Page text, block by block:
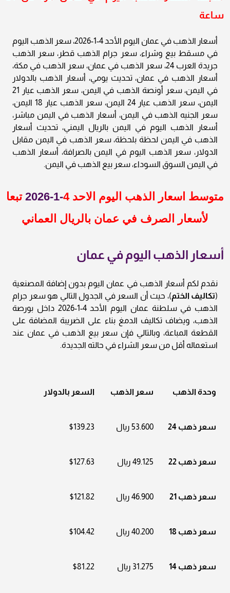
ساعة
أسعار الذهب في عمان اليوم الأحد 4-1-2026، سعر الذهب اليوم
في مسقط بيع وشراء، سعر جرام الذهب قطر، سعر الذهب
جريدة العرب 24، سعر الذهب في عمان، سعر الذهب في مكة،
أسعار الذهب في عمان، تحديث يومي، أسعار الذهب بالدولار
في اليمن، سعر أونصة الذهب في اليمن، سعر الذهب عيار 21
اليمن، سعر الذهب عيار 24 اليمن، سعر الذهب عيار 18 اليمن،
سعر الجنيه الذهب في اليمن، أسعار الذهب في اليمن مباشر،
أسعار الذهب اليوم في اليمن بالريال اليمني، تحديث أسعار
الذهب في اليمن لحظة بلحظة، سعر الذهب في اليمن مقابل
الدولار، سعر الذهب اليوم في اليمن بالصرافة، أسعار الذهب
في اليمن السوق السوداء، سعر بيع الذهب في اليمن.
متوسط اسعار الذهب اليوم الاحد4
-1-2026
تبعا
لأسعار الصرف في عمان بالريال العماني
أسعار الذهب اليوم في عمان
نقدم لكم أسعار الذهب في عمان اليوم بدون إضافة المصنعية
(تكاليف الختم)، حيث أن السعر في الجدول التالي هو سعر جرام
الذهب في سلطنة عمان اليوم الأحد 4-1-2026 داخل بورصة
الذهب، ويضاف تكاليف الدمغ بناء على الضريبة المضافة على
القطعة المباعة، وبالتالي فإن سعر بيع الذهب في عمان عند
استعماله أقل من سعر الشراء في حالته الجديدة.
وحدة الذهب سعر الذهب السعر بالدولار
سعر ذهب 24 53.600 ريال $139.23
سعر ذهب 22 49.125 ريال $127.63
سعر ذهب 21 46.900 ريال $121.82
سعر ذهب 18 40.200 ريال $104.42
سعر ذهب 14 31.275 ريال $81.22